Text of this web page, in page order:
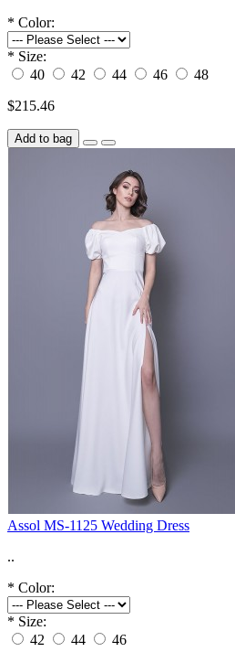
* Color:
* Size:
40
42 44 46
48
$215.46
Add to bag
Assol MS-1125 Wedding Dress
..
* Color:
* Size:
42
44
46